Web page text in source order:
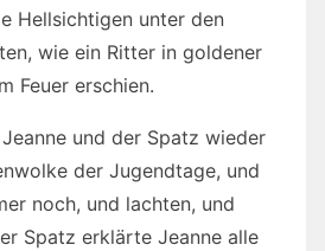
Hellsichtigen unter den
wie ein Ritter in goldener
Feuer erschien.
und der Spatz wieder
der Jugendtage, und
noch, und lachten, und
Spatz erklärte Jeanne alle